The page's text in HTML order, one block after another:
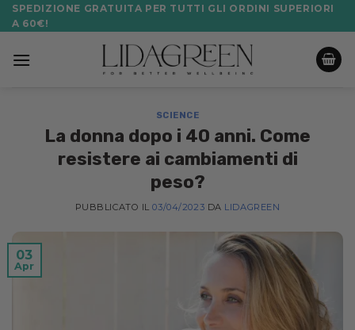
Salta
ai
SPEDIZIONE GRATUITA PER TUTTI GLI ORDINI SUPERIORI
A 60€!
SCIENCE
La donna dopo i 40 anni. Come
resistere ai cambiamenti di
peso?
PUBBLICATO IL03/04/2023 DA LIDAGREEN
03
Apr